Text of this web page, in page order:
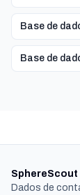
Base de
Base de
SphereScout
Dados de